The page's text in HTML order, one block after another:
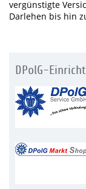
vergünstigte
Darlehen bis hin
DPolG-